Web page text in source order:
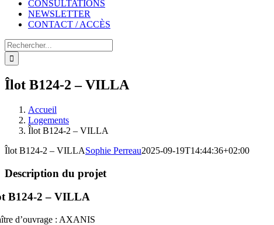
CONSULTATIONS
NEWSLETTER
CONTACT / ACCÈS
Rechercher
Îlot B124-2 – VILLA
Accueil
Logements
Îlot B124-2 – VILLA
Îlot B124-2 – VILLASophie Perreau2025-09-19T14:44:36+02:00
Description du projet
B124-2 – VILLA
d’ouvrage : AXANIS